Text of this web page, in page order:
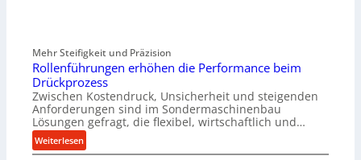
Mehr Steifigkeit und Präzision
Rollenführungen erhöhen die Performance beim
Drückprozess
Zwischen Kostendruck, Unsicherheit und steigenden
Anforderungen sind im Sondermaschinenbau
Lösungen gefragt, die flexibel, wirtschaftlich und…
Weiterlesen:
R